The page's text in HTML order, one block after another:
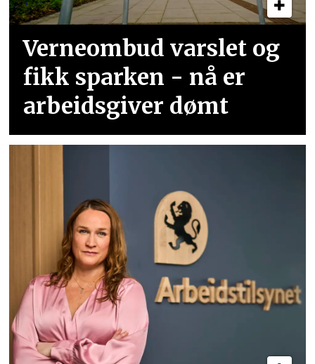
Verneombud varslet og
fikk sparken - nå er
arbeidsgiver dømt